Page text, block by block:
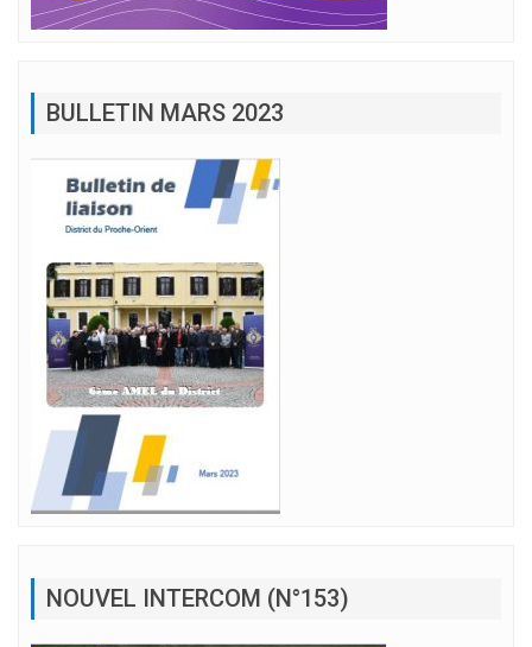
BULLETIN MARS 2023
NOUVEL INTERCOM (N°153)